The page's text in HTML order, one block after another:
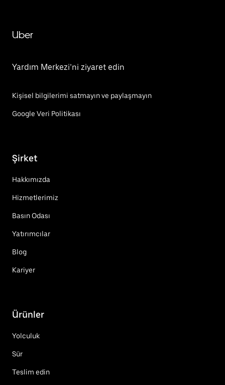
Uber
Yardım Merkezi’ni ziyaret edin
Kişisel bilgilerimi satmayın ve paylaşmayın
Google Veri Politikası
Şirket
Hakkımızda
Hizmetlerimiz
Basın Odası
Yatırımcılar
Blog
Kariyer
Ürünler
Yolculuk
Sür
Teslim edin